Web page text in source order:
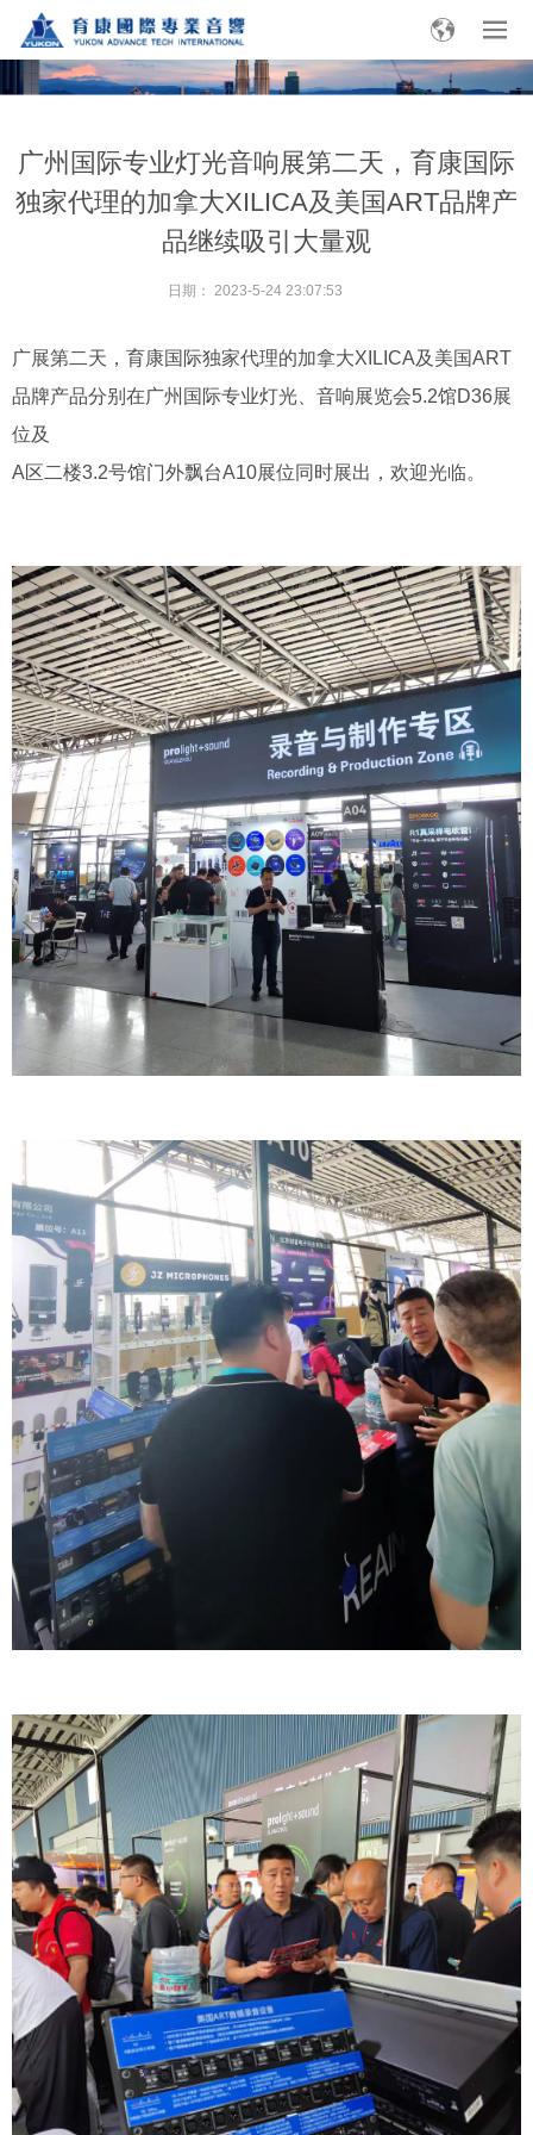
广州国际专业灯光音响展第二天，育康国际
独家代理的加拿大XILICA及美国ART品牌产
品继续吸引大量观
日期： 2023-5-24 23:07:53
广展第二天，育康国际独家代理的加拿大XILICA及美国ART
品牌产品分别在广州国际专业灯光、音响展览会5.2馆D36展
位及
A区二楼3.2号馆门外飘台A10展位同时展出，欢迎光临。